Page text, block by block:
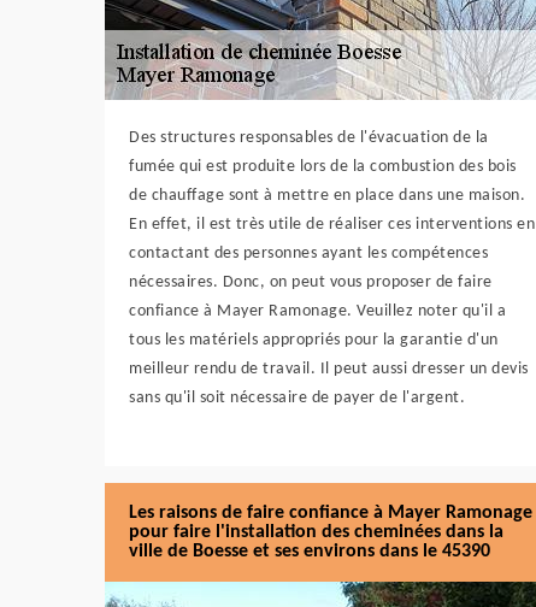
Des structures responsables de l'évacuation de la
fumée qui est produite lors de la combustion des bois
de chauffage sont à mettre en place dans une maison.
En effet, il est très utile de réaliser ces interventions en
contactant des personnes ayant les compétences
nécessaires. Donc, on peut vous proposer de faire
confiance à Mayer Ramonage. Veuillez noter qu'il a
tous les matériels appropriés pour la garantie d'un
meilleur rendu de travail. Il peut aussi dresser un devis
sans qu'il soit nécessaire de payer de l'argent.
Les raisons de faire confiance à Mayer Ramonage
pour faire l'installation des cheminées dans la
ville de Boesse et ses environs dans le 45390